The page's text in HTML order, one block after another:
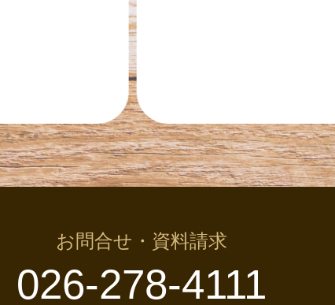
お問合せ・資料請求
026-278-4111